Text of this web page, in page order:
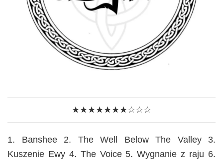
★★★★★★★☆☆☆
1. Banshee 2. The Well Below The Valley 3.
Kuszenie Ewy 4. The Voice 5. Wygnanie z raju 6.